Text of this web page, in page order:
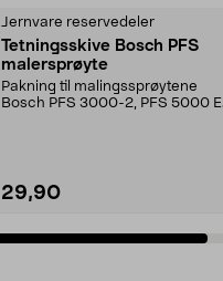
Jernvare reservedeler
Tetningsskive Bosch PFS
malersprøyte
Pakning til malingssprøytene
Bosch PFS 3000-2, PFS 5000 E
29,90